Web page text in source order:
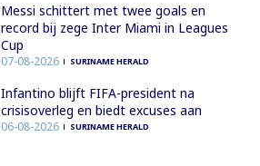
Messi schittert met twee goals en
record bij zege Inter Miami in Leagues
Cup
07-08-2026 SURINAME HERALD
Infantino blijft FIFA-president na
crisisoverleg en biedt excuses aan
06-08-2026 SURINAME HERALD